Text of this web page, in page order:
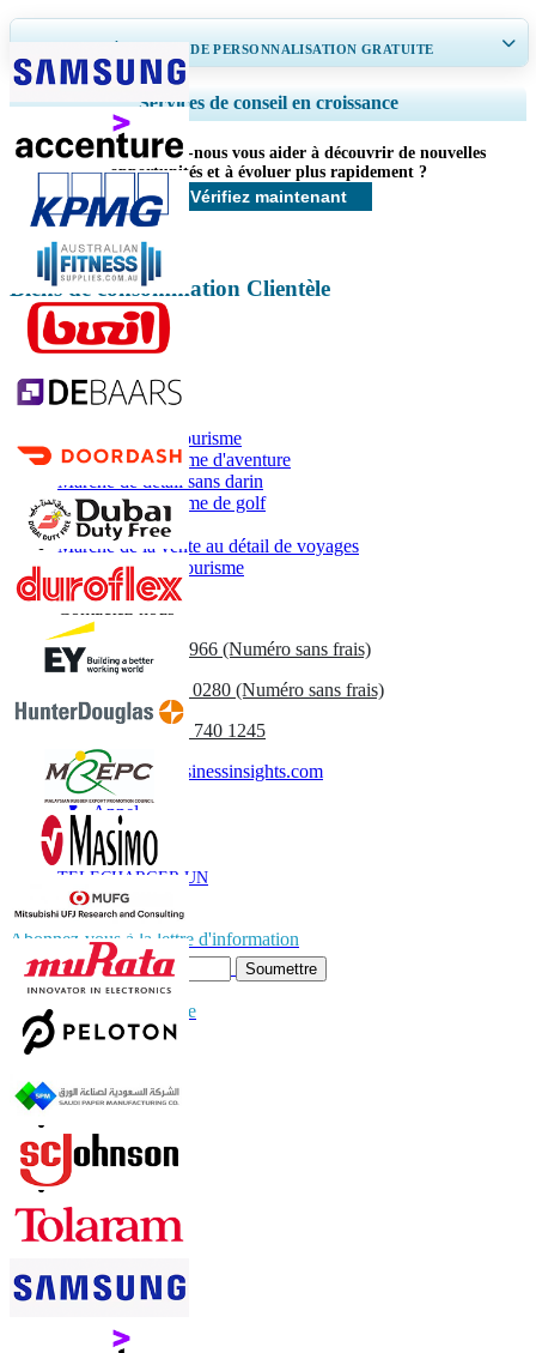
DE PERSONNALISATION GRATUITE
Ampliar a cobertura regional e por país, Análise de segmentos, Perfis de
empresas, Benchmarking competitivo, e insights sobre o usuário final.
Personnaliser maintenant
Services de conseil en croissance
Comment pouvons-nous vous aider à découvrir de nouvelles
opportunités et à évoluer plus rapidement ?
Vérifiez maintenant
Biens de consommation Clientèle
Rapports associés
Marché de l'écotourisme
Marché du tourisme d'aventure
Marché de détail sans darin
Marché du tourisme de golf
Marché hôtelier
Marché de la vente au détail de voyages
Marché de l'agritourisme
Contactez-nous
US +1 833 909 2966 (Numéro sans frais)
+44 808 502 0280 (Numéro sans frais)
(APAC) +91 744 740 1245
sales@fortunebusinessinsights.com
Appel
E-mail
TÉLÉCHARGER UN
EXEMPLE
Abonnez-vous à la lettre d'information
Soumettre
Faites confiance en ligne
Contactez-nous